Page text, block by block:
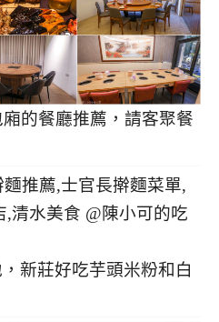
廂的餐廳推薦，請客聚餐
新莊好吃芋頭米粉和白